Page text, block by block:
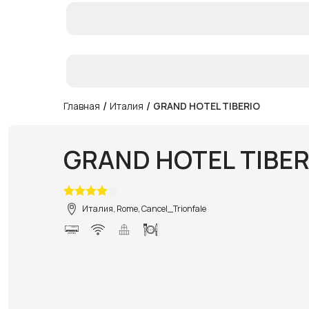
Главная / Италия / GRAND HOTEL TIBERIO
GRAND HOTEL
Италия, Rome, Cancel_Trionfale